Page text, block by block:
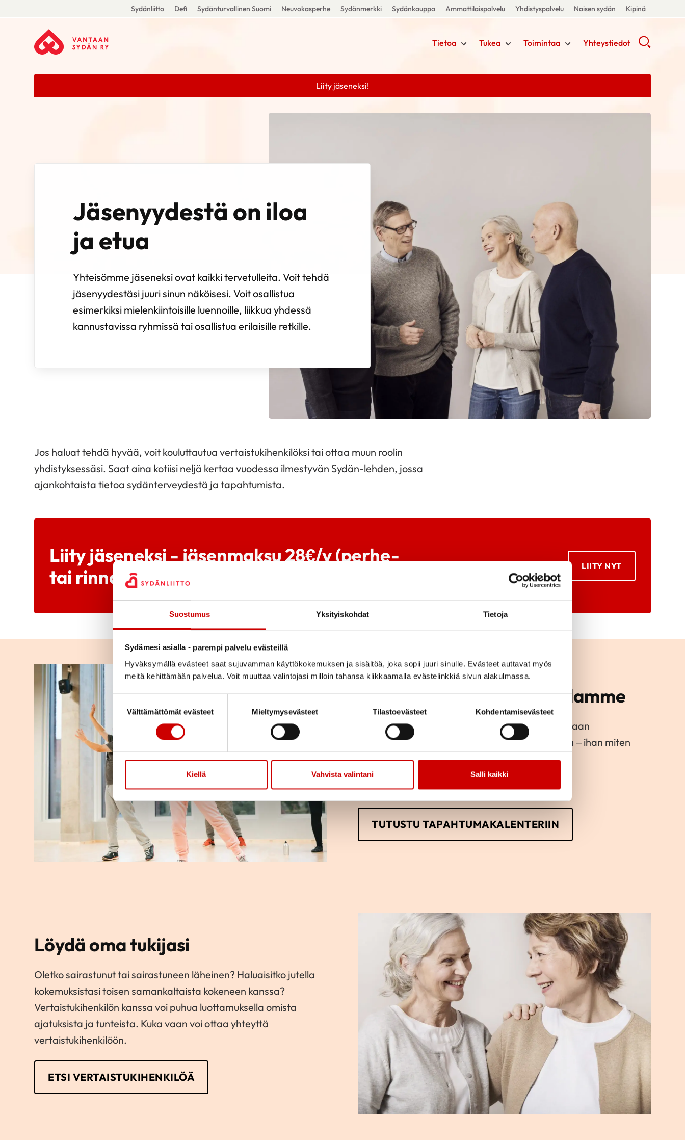
Suostumus Yksityiskohdat Tietoja
Sydämesi asialla - parempi palvelu evästeillä
Hyväksymällä evästeet saat sujuvamman käyttökokemuksen ja sisältöä, joka sopii juuri sinulle. Evästeet auttavat myös
meitä kehittämään palvelua. Voit muuttaa valintojasi milloin tahansa klikkaamalla evästelinkkiä sivun alakulmassa.
Välttämättömät evästeet
Mieltymysevästeet Tilastoevästeet Kohdentamisevästeet
Kiellä Vahvista valintani Salli kaikki
Sydänliitto Defi Sydänturvallinen Suomi Neuvokasperhe Sydänmerkki Sydänkauppa Ammattilaispalvelu Yhdistyspalvelu Naisen sydän Kipinä
Tietoa Tukea Toimintaa Yhteystiedot
Liity jäseneksi!
Jäsenyydestä on iloa
ja etua
Yhteisömme jäseneksi ovat kaikki tervetulleita. Voit tehdä
jäsenyydestäsi juuri sinun näköisesi. Voit osallistua
esimerkiksi mielenkiintoisille luennoille, liikkua yhdessä
kannustavissa ryhmissä tai osallistua erilaisille retkille.
Jos haluat tehdä hyvää, voit kouluttautua vertaistukihenkilöksi tai ottaa muun roolin
yhdistyksessäsi. Saat aina kotiisi neljä kertaa vuodessa ilmestyvän Sydän-lehden, jossa
ajankohtaista tietoa sydänterveydestä ja tapahtumista.
Liity jäseneksi - jäsenmaksu 28€/v (perhe-
tai rinnakkaisjäsen 22€)
LIITY NYT
Tutustu toimintaan alueellamme
Tutustu yhdistyksemme toimintaan ja lähde mukaan
osallistumaan tai vaikka järjestämään toimintaa – ihan miten
vain itse haluat.
TUTUSTU TAPAHTUMAKALENTERIIN
Löydä oma tukijasi
Oletko sairastunut tai sairastuneen läheinen? Haluaisitko jutella
kokemuksistasi toisen samankaltaista kokeneen kanssa?
Vertaistukihenkilön kanssa voi puhua luottamuksella omista
ajatuksista ja tunteista. Kuka vaan voi ottaa yhteyttä
vertaistukihenkilöön.
ETSI VERTAISTUKIHENKILÖÄ